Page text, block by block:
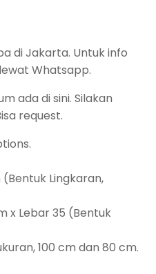
di Jakarta. Untuk info
Whatsapp.
ada di sini. Silakan
request.
Lingkaran,
x Lebar 35 (Bentuk
100 cm dan 80 cm.